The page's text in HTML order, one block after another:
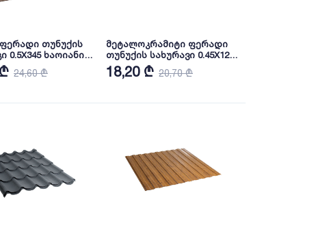
ფერადი თუნუქის
0.5X345 ხაოიანი
NOVA
24,60 ₾
მეტალოკრამიტი ფერადი
თუნუქის სახურავი 0.45X1200
პრიალა RAL 8019 (სამხრეთ
კორეა) NOVA
18,20 ₾ 20,70 ₾